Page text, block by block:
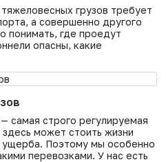
грузов требует
а совершенно другого
понимать, где проедут
опасны, какие
негабаритным грузом. Это
погрузки.
самая строго регулируемая
может стоить жизни
Поэтому мы особенно
перевозками. У нас есть